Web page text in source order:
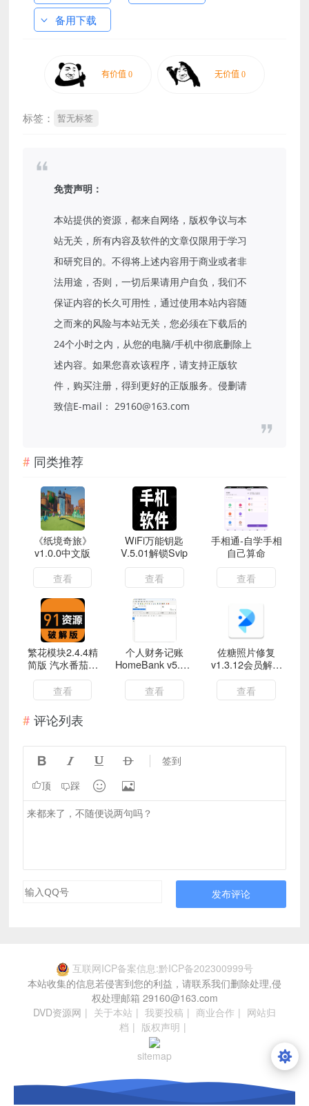
备用下载
标签： 暂无标签
免责声明：
本站提供的资源，都来自网络，版权争议与本
站无关，所有内容及软件的文章仅限用于学习
和研究目的。不得将上述内容用于商业或者非
法用途，否则，一切后果请用户自负，我们不
保证内容的长久可用性，通过使用本站内容随
之而来的风险与本站无关，您必须在下载后的
24个小时之内，从您的电脑/手机中彻底删除上
述内容。如果您喜欢该程序，请支持正版软
件，购买注册，得到更好的正版服务。侵删请
致信E-mail： 29160@163.com
同类推荐
《纸境奇旅》
v1.0.0中文版
查看
WiFi万能钥匙
V.5.01解锁Svip
查看
手相通-自学手相
自己算命
查看
繁花模块2.4.4精
简版 汽水番茄解
锁SVIP跳过广告
查看
个人财务记账
HomeBank v5.9.7
绿色版
查看
佐糖照片修复
v1.3.12会员解锁
版
查看
评论列表
    签到
顶 踩  
发布评论
互联网ICP备案信息:黔ICP备202300999号
本站收集的信息若侵害到您的利益，请联系我们删除处理,侵
权处理邮箱 29160@163.com
DVD资源网 | 关于本站 | 我要投稿 | 商业合作 | 网站归
档 | 版权声明 |
sitemap